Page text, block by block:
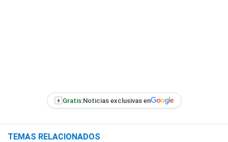
+ Gratis:Noticias exclusivas en
TEMAS RELACIONADOS